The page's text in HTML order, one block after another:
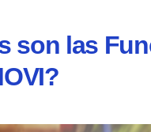
son las